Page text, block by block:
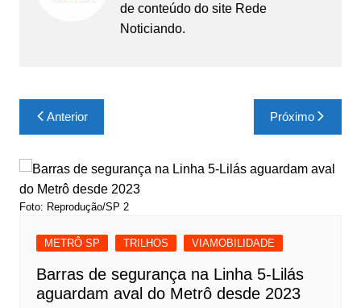
de conteúdo do site Rede
Noticiando.
Navegação
de
Post
Anterior Próximo
Foto: Reprodução/SP 2
METRÔ SP TRILHOS VIAMOBILIDADE
Barras de segurança na Linha 5-Lilás
aguardam aval do Metrô desde 2023